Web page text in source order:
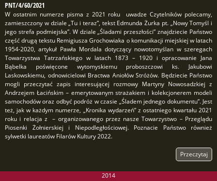
PNT/4/60/2021
W ostatnim numerze pisma z 2021 roku uwadze Czytelników polecamy,
zamieszczony w dziale „Tu i teraz”, tekst Edmunda Żurka pt. „Nowy Tomyśl i
jego strefa podmiejska”. W dziale „Śladami przeszłości” znajdziecie Państwo
część drugą tekstu Remigiusza Grochowiaka o komunikacji miejskiej w latach
1954-2020, artykuł Pawła Mordala dotyczący nowotomyślan w szeregach
Towarzystwa Tatrzańskiego w latach 1873 – 1920 i opracowanie Jana
Bąbelka poświęcone wytomyskiemu proboszczowi ks. Jakubowi
Laskowskiemu, odnowicielowi Bractwa Aniołów Stróżów. Będziecie Państwo
mogli przeczytać zapis interesującej rozmowy Martyny Nowosadzkiej z
Andrzejem Łacińskim – emerytowanym strażakiem i kolekcjonerem modeli
samochodów oraz odbyć podróż w czasie „Śladem jednego dokumentu”. Jest
też, jak w każdym numerze, „Kronika wydarzeń” z ostatniego kwartału 2021
roku i relacja z – organizowanego przez nasze Towarzystwo – Przeglądu
Piosenki Żołnierskiej i Niepodległościowej. Poznacie Państwo również
sylwetki laureatów Filarów Kultury 2022.
Przeczytaj
2014